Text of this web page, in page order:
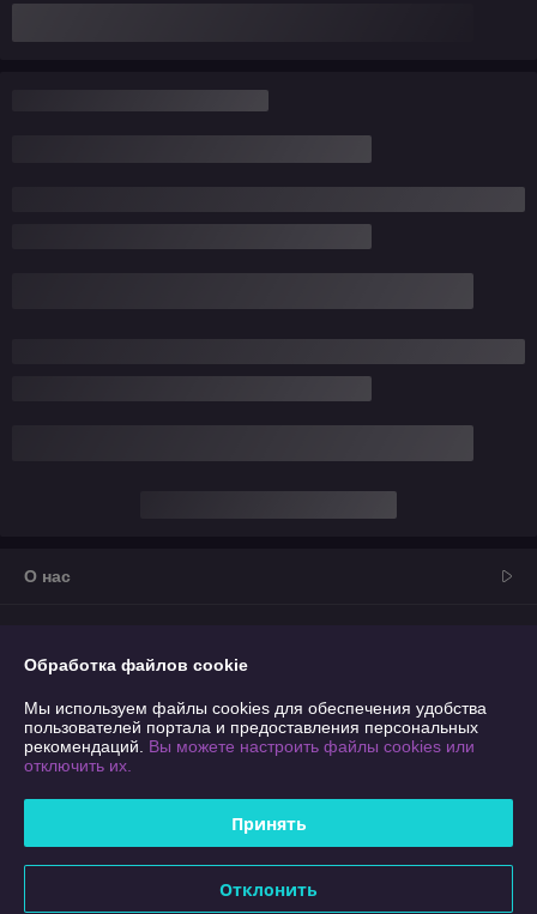
О нас
График работы
Полная версия сайта
Обработка файлов cookie
Мы используем файлы cookies для обеспечения удобства
пользователей портала и предоставления персональных
рекомендаций. Вы можете настроить файлы cookies или
отключить их.
Принять
Отклонить